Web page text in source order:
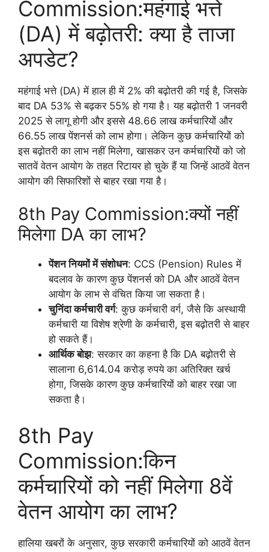
Commission:महंगाई भत्ते
(DA) में बढ़ोतरी: क्या है ताजा
अपडेट?
महंगाई भत्ते (DA) में हाल ही में 2% की बढ़ोतरी की गई है, जिसके
बाद DA 53% से बढ़कर 55% हो गया है। यह बढ़ोतरी 1 जनवरी
2025 से लागू होगी और इससे 48.66 लाख कर्मचारियों और
66.55 लाख पेंशनर्स को लाभ होगा। लेकिन कुछ कर्मचारियों को
इस बढ़ोतरी का लाभ नहीं मिलेगा, खासकर उन कर्मचारियों को जो
सातवें वेतन आयोग के तहत रिटायर हो चुके हैं या जिन्हें आठवें वेतन
आयोग की सिफारिशों से बाहर रखा गया है।
8th Pay Commission:क्यों नहीं
मिलेगा DA का लाभ?
पेंशन नियमों में संशोधन: CCS (Pension) Rules में
बदलाव के कारण कुछ पेंशनर्स को DA और आठवें वेतन
आयोग के लाभ से वंचित किया जा सकता है।
चुनिंदा कर्मचारी वर्ग: कुछ कर्मचारी वर्ग, जैसे कि अस्थायी
कर्मचारी या विशेष श्रेणी के कर्मचारी, इस बढ़ोतरी से बाहर
हो सकते हैं।
आर्थिक बोझ: सरकार का कहना है कि DA बढ़ोतरी से
सालाना 6,614.04 करोड़ रुपये का अतिरिक्त खर्च
होगा, जिसके कारण कुछ कर्मचारियों को बाहर रखा जा
सकता है।
8th Pay
Commission:किन
कर्मचारियों को नहीं मिलेगा 8वें
वेतन आयोग का लाभ?
हालिया खबरों के अनुसार, कुछ सरकारी कर्मचारियों को आठवें वेतन